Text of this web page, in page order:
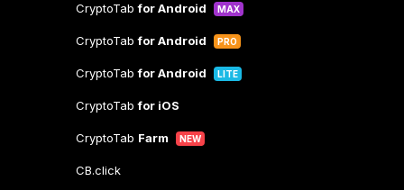
CryptoTabfor Android MAX
CryptoTabfor Android PRO
CryptoTabfor Android LITE
CryptoTabfor iOS
CryptoTab Farm NEW
CB.click